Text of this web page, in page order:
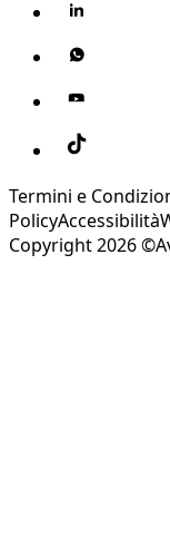
Termini e
PolicyAccessibilità
Copyright 2026